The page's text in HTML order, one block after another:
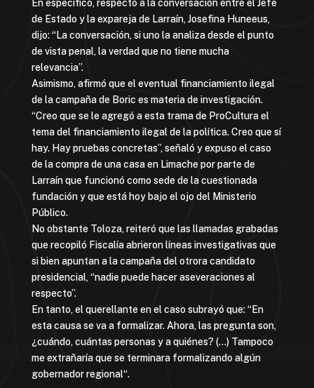
En específico, respecto a la conversación entre el Jefe
de Estado y la expareja de Larraín, Josefina Huneeus,
dijo: “La conversación, si uno la analiza desde el punto
de vista penal, la verdad que no tiene mucha
relevancia”.
Asimismo, afirmó que el eventual financiamiento ilegal
de la campaña de Boric es materia de investigación.
“Creo que se le agregó a esta trama de ProCultura el
tema del financiamiento ilegal de la política. Creo que sí
hay. Hay pruebas concretas”, señaló y expuso el caso
de la compra de una casa en Limache por parte de
Larraín que funcionó como sede de la cuestionada
fundación y que está hoy bajo el ojo del Ministerio
Público.
No obstante Toloza, reiteró que las llamadas grabadas
que recopiló Fiscalía abrieron líneas investigativas que
si bien apuntan a la campaña del otrora candidato
presidencial, “nadie puede hacer aseveraciones al
respecto”.
En tanto, el querellante en el caso subrayó que: “En
esta causa se va a formalizar. Ahora, las pregunta son,
¿cuándo, cuántas personas y a quiénes? (…) Tampoco
me extrañaría que se terminara formalizando algún
gobernador regional“.